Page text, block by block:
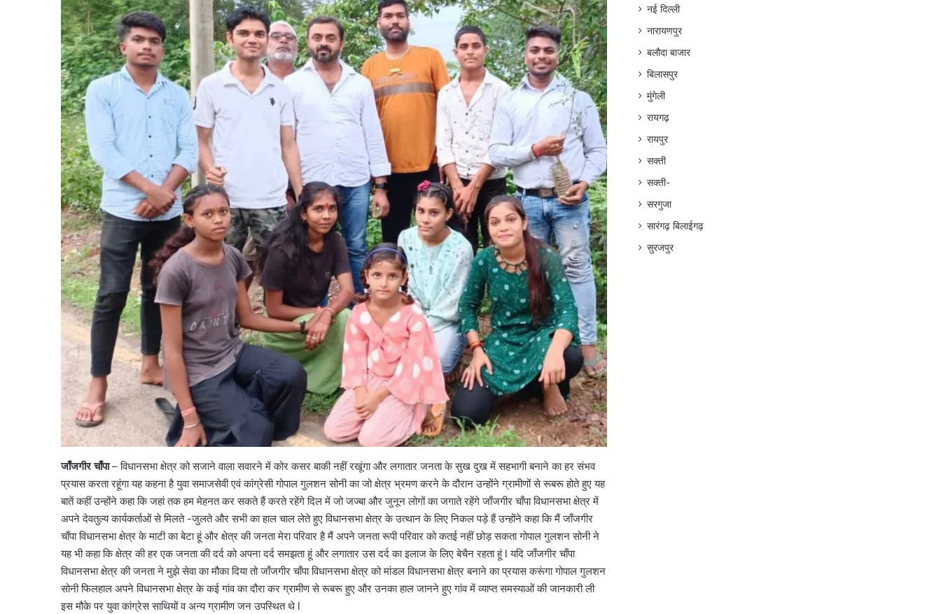
जाँजगीर चाँपा– विधानसभा क्षेत्र को सजाने वाला सवारने में कोर कसर बाकी नहीं रखूंगा और लगातार जनता के सुख दुख में सहभागी बनाने का हर संभव
प्रयास करता रहूंगा यह कहना है युवा समाजसेवी एवं कांग्रेसी गोपाल गुलशन सोनी का जो क्षेत्र भ्रमण करने के दौरान उन्होंने ग्रामीणों से रूबरू होते हुए यह
बातें कहीं उन्होंने कहा कि जहां तक हम मेहनत कर सकते हैं करते रहेंगे दिल में जो जज्बा और जुनून लोगों का जगाते रहेंगे जाँजगीर चाँपा विधानसभा क्षेत्र में
अपने देवतुल्य कार्यकर्ताओं से मिलते -जुलते और सभी का हाल चाल लेते हुए विधानसभा क्षेत्र के उत्थान के लिए निकल पड़े हैं उन्होंने कहा कि मैं जाँजगीर
चाँपा विधानसभा क्षेत्र के माटी का बेटा हूं और क्षेत्र की जनता मेरा परिवार है मैं अपने जनता रूपी परिवार को कतई नहीं छोड़ सकता गोपाल गुलशन सोनी ने
यह भी कहा कि क्षेत्र की हर एक जनता की दर्द को अपना दर्द समझता हूं और लगातार उस दर्द का इलाज के लिए बेचैन रहता हूं l यदि जाँजगीर चाँपा
विधानसभा क्षेत्र की जनता ने मुझे सेवा का मौका दिया तो जाँजगीर चाँपा विधानसभा क्षेत्र को मांडल विधानसभा क्षेत्र बनाने का प्रयास करूंगा गोपाल गुलशन
सोनी फिलहाल अपने विधानसभा क्षेत्र के कई गांव का दौरा कर ग्रामीण से रूबरू हुए और उनका हाल जानने हुए गांव में व्याप्त समस्याओं की जानकारी ली
इस मौके पर युवा कांग्रेस साथियों व अन्य ग्रामीण जन उपस्थित थे l
नई दिल्ली
नारायणपुर
बलौदा बाजार
बिलासपुर
मुंगेली
रायगढ़
रायपुर
सक्ती
सक्ती-
सरगुजा
सारंगढ़ बिलाईगढ़
सुरजपुर